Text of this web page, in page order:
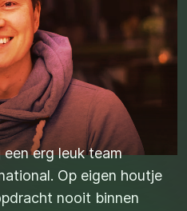
erg leuk team
Op eigen houtje
nooit binnen
en efficiënt